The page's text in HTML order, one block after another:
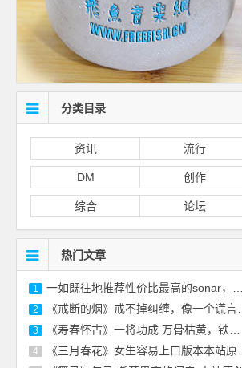
分类目录
资讯 流行
DM 创作
综合 论坛
热门文章
1 一如既往地推荐性价比最高的sonar，免费的正
2 《戒断的烟》戒不掉纠缠，像一个谎言-本站原
3 《寿春怀古》一将功成 万骨枯黄，铁衣化尘 风
4 《三月春花》女生容易上口版本本站原创 附